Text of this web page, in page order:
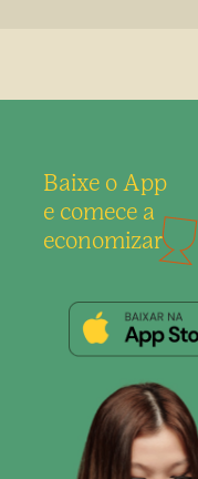
Baixe o App
e comece a
economizar